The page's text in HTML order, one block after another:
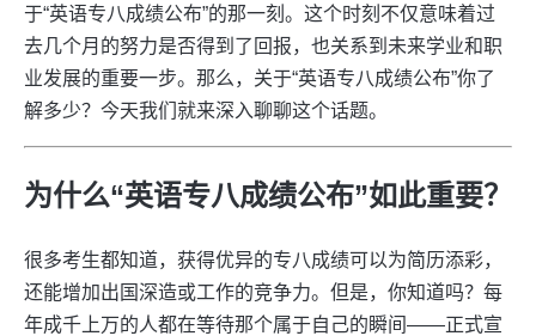
于“英语专八成绩公布”的那一刻。这个时刻不仅意味着过
去几个月的努力是否得到了回报，也关系到未来学业和职
业发展的重要一步。那么，关于“英语专八成绩公布”你了
解多少？今天我们就来深入聊聊这个话题。
为什么“英语专八成绩公布”如此重要？
很多考生都知道，获得优异的专八成绩可以为简历添彩，
还能增加出国深造或工作的竞争力。但是，你知道吗？每
年成千上万的人都在等待那个属于自己的瞬间——正式宣